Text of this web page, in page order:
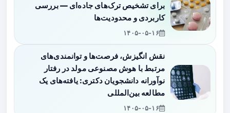
برای تشخیص ترک‌های جاده‌ای — بررسی
کاربردی و محدودیت‌ها
۱۴۰۵-۰۵-۱۶
نقش انگیزش، فرصت‌ها و توانمندی‌های
مرتبط با هوش مصنوعی مولد در رفتار
نوآورانه دانشجویان دکتری: یافته‌های یک
مطالعه بین‌المللی
۱۴۰۵-۰۵-۱۶